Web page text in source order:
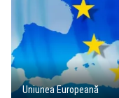
Uniunea Europeană